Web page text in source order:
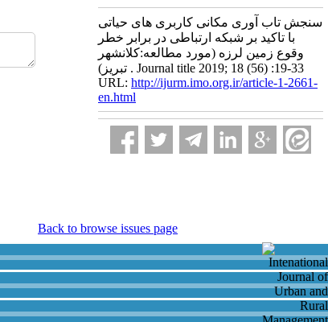
سنجش تاب آوری مکانی کاربری های حیاتی
با تاکید بر شبکه ارتباطی در برابر خطر
وقوع زمین لرزه (مورد مطالعه:کلانشهر
تبریز) . Journal title 2019; 18 (56) :19-33
URL: http://ijurm.imo.org.ir/article-1-2661-
en.html
Back to browse issues page